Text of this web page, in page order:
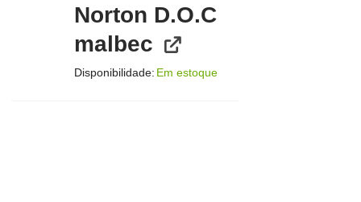
Norton D.O.C
malbec
Disponibilidade: Em estoque